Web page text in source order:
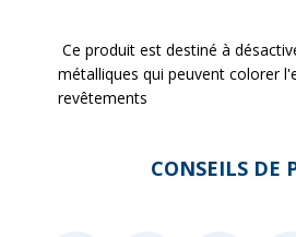
Ce produit est destiné à
métalliques qui peuvent colorer
revêtements
CONSEILS DE